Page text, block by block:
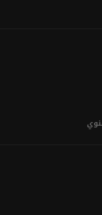
التشاركي عن بعد لسنة 2021